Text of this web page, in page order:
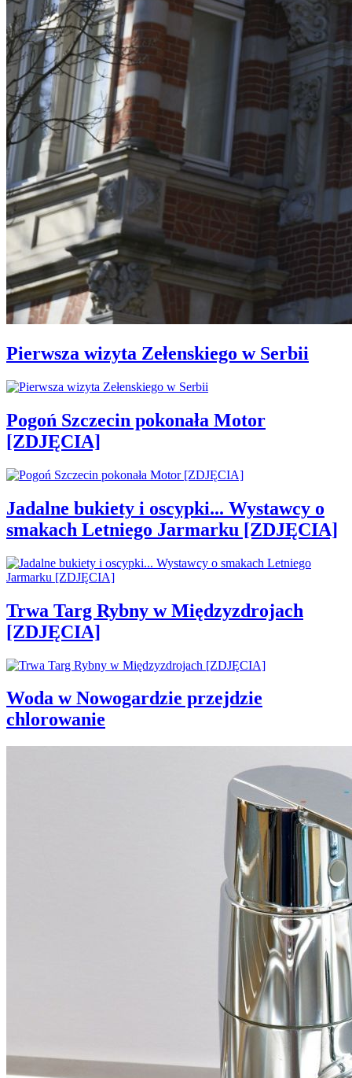
Pierwsza wizyta Zełenskiego w Serbii
Pogoń Szczecin pokonała Motor
[ZDJĘCIA]
Jadalne bukiety i oscypki... Wystawcy o
smakach Letniego Jarmarku [ZDJĘCIA]
Trwa Targ Rybny w Międzyzdrojach
[ZDJĘCIA]
Woda w Nowogardzie przejdzie
chlorowanie